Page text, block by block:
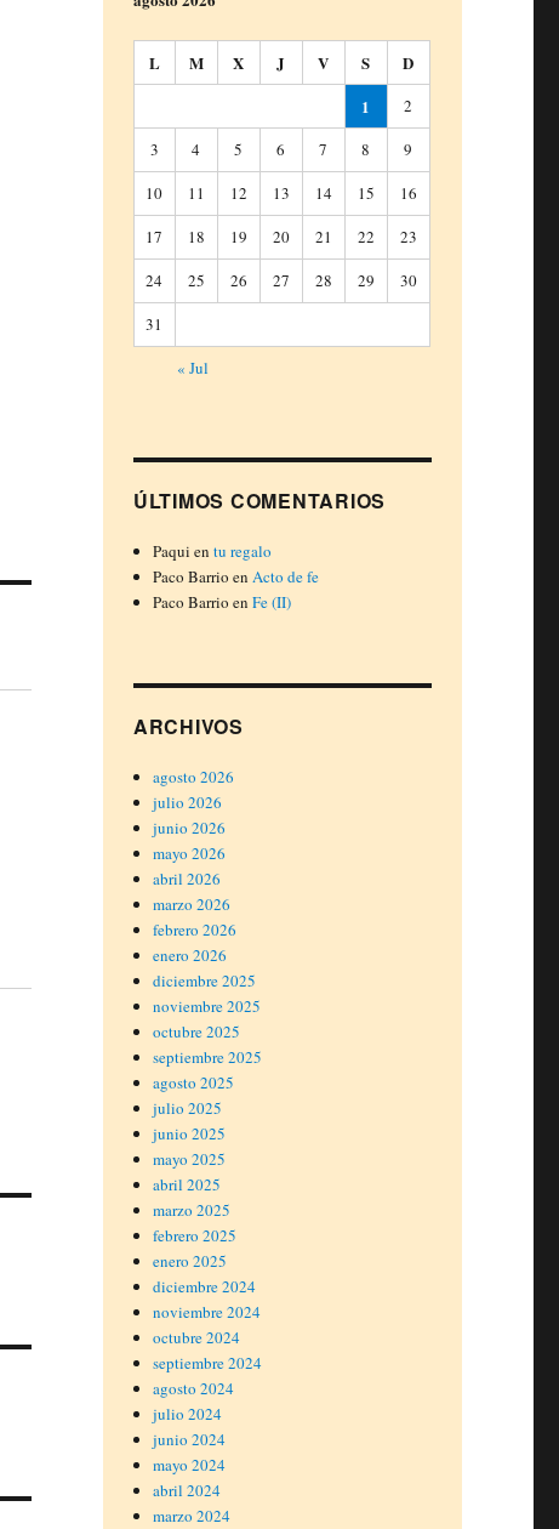
L M X J V S
D
1
2
3
4 5 6 7 8
9
10
11 12 13 14 15
16
17
18 19 20 21 22
23
24
25 26 27 28 29
30
31
« Jul
ÚLTIMOS COMENTARIOS
Paqui entu regalo
Paco Barrio enActo de fe
Paco Barrio enFe (II)
ARCHIVOS
agosto 2026
julio 2026
junio 2026
mayo 2026
abril 2026
marzo 2026
febrero 2026
enero 2026
diciembre 2025
noviembre 2025
octubre 2025
septiembre 2025
agosto 2025
julio 2025
junio 2025
mayo 2025
abril 2025
marzo 2025
febrero 2025
enero 2025
diciembre 2024
noviembre 2024
octubre 2024
septiembre 2024
agosto 2024
julio 2024
junio 2024
mayo 2024
abril 2024
marzo 2024